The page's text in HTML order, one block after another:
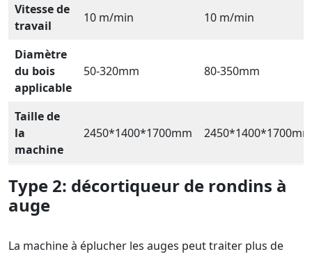
Vitesse de
travail
10 m/min 10 m/min
Diamètre
du bois
applicable
50-320mm 80-350mm
Taille de
la
machine
2450*1400*1700mm 2450*1400*1700mm
Type 2: décortiqueur de rondins à
auge
La machine à éplucher les auges peut traiter plus de